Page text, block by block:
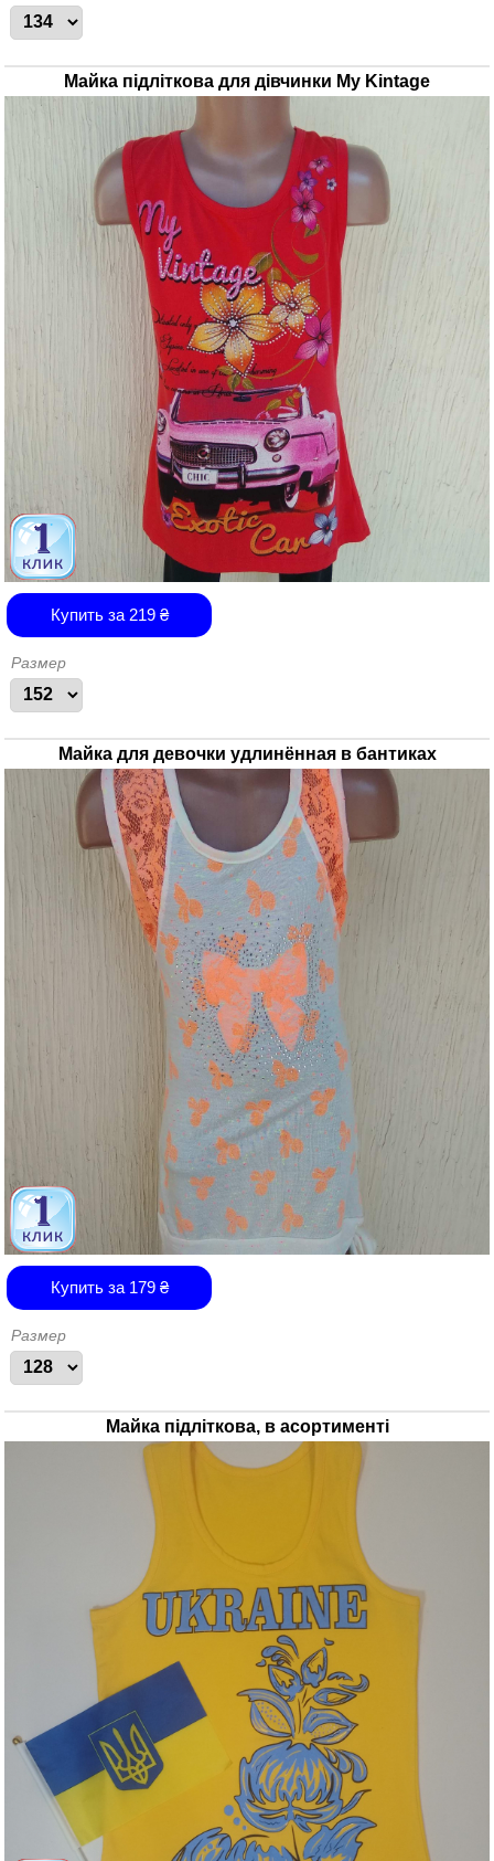
Майка підліткова для дівчинки My Kintage
Купить за 219₴
Размер
Майка для девочки удлинённая в бантиках
Купить за 179₴
Размер
Майка підліткова, в асортименті